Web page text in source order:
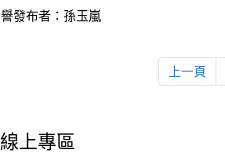
發布者：孫玉嵐
上一頁
線上專區